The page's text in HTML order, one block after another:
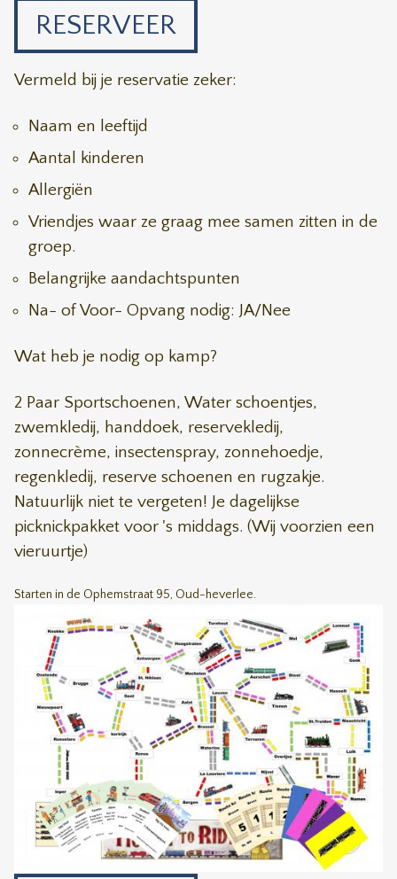
RESERVEER
Vermeld bij je reservatie zeker:
Naam en leeftijd
Aantal kinderen
Allergiën
Vriendjes waar ze graag mee samen zitten in de
groep.
Belangrijke aandachtspunten
Na- of Voor- Opvang nodig: JA/Nee
Wat heb je nodig op kamp?
2 Paar Sportschoenen, Water schoentjes,
zwemkledij, handdoek, reservekledij,
zonnecrème, insectenspray, zonnehoedje,
regenkledij, reserve schoenen en rugzakje.
Natuurlijk niet te vergeten! Je dagelijkse
picknickpakket voor 's middags. (Wij voorzien een
vieruurtje)
Starten in de Ophemstraat 95, Oud-heverlee.